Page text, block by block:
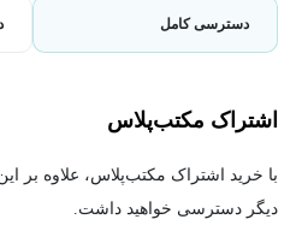
دسترسی کامل
اشتراک مکتب‌پلاس
دیگر دسترسی خواهید داشت.